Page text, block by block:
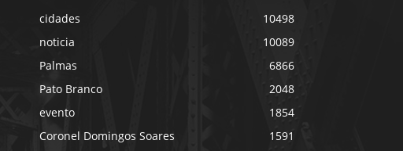
cidades
10498
noticia
10089
Palmas
6866
Pato Branco
2048
evento
1854
Coronel Domingos Soares
1591